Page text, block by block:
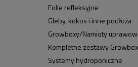
Folie refleksyjne
Gleby, kokos i inne podłoża
Growboxy/Namioty
Kompletne zestawy Growbox
Systemy hydroponiczne